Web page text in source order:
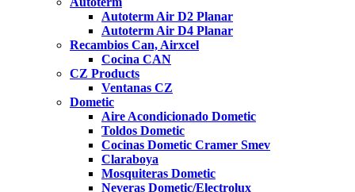
Autoterm Air D2 Planar
Autoterm Air D4 Planar
Recambios Can, Airxcel
Cocina CAN
CZ Products
Ventanas CZ
Dometic
Aire Acondicionado Dometic
Toldos Dometic
Cocinas Dometic Cramer Smev
Claraboya
Mosquiteras Dometic
Neveras Dometic/Electrolux